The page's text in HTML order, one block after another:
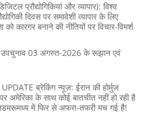
प्रौद्योगिकियां और व्यापार): विश्व
दिवस पर समावेशी व्यापार के लिए
को कारगर बनाने की नीतियों पर विचार-विमर्श
उपचुनाव 03 अगस्त-2026 के रूझान एवं
ब्रेकिंग न्यूज़: ईरान की होर्मुज
अमेरिका के साथ कोई बातचीत नहीं हो रही है
में फिर से अफरा-तफरी मच गई है!